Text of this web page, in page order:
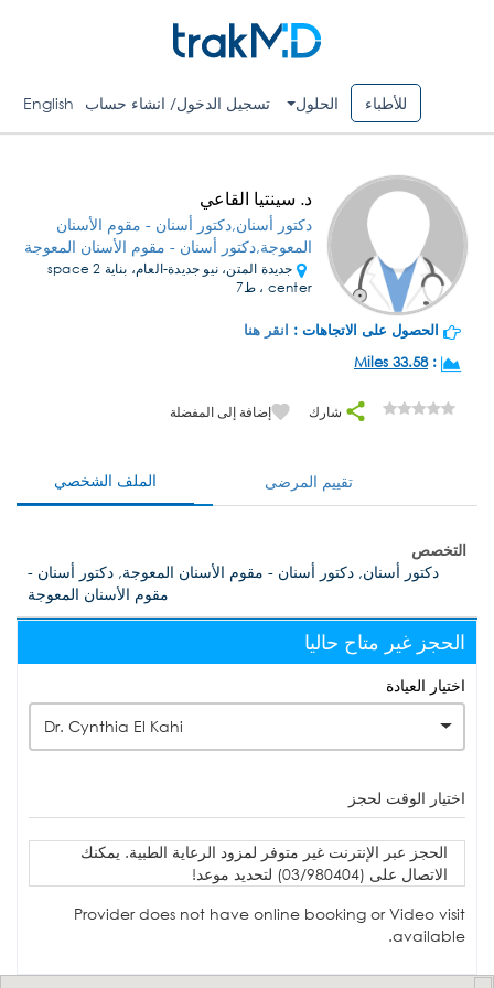
للأطباء الحلول تسجيل الدخول/ انشاء حساب English
د. سينتيا القاعي
دكتور أسنان,دكتور أسنان - مقوم الأسنان
المعوجة,دكتور أسنان - مقوم الأسنان المعوجة
جديدة المتن، نيو جديدة-العام، بناية space 2
center ، ط7
الحصول على الاتجاهات : انقر هنا
:
33.58 Miles
شارك إضافة إلى المفضلة
الملف الشخصي تقييم المرضى
التخصص
دكتور أسنان, دكتور أسنان - مقوم الأسنان المعوجة, دكتور أسنان -
مقوم الأسنان المعوجة
الحجز غير متاح حاليا
اختيار العيادة
Dr. Cynthia El Kahi
اختيار الوقت لحجز
الحجز عبر الإنترنت غير متوفر لمزود الرعاية الطبية. يمكنك
الاتصال على (03/980404) لتحديد موعد!
Provider does not have online booking or Video visit
available.